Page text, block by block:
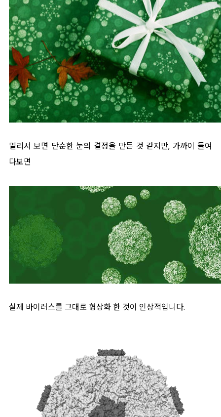
멀리서 보면 단순한 눈의 결정을 만든 것 같지만, 가까이 들여
다보면
실제 바이러스를 그대로 형상화 한 것이 인상적입니다.